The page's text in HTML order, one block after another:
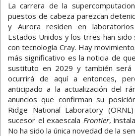
La carrera de la
puestos de cabeza parezcan
y Aurora residen en
Estados Unidos y los trres han
con tecnología Cray. Hay
más significativo es la noticia de
sustituto en 2029 y también será
ocurrirá de aquí a entonces,
anticipado a la actualización del
anuncios que confirman su
Ridge National Laboratory
sucesor el exaescala Frontier,
No ha sido la única novedad de la